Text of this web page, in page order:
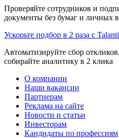
Проверяйте сотрудников и
документы без бумаг и личных
Ускорьте подбор в 2 раза с
Автоматизируйте сбор
собирайте аналитику в 2 клика
О компании
Наши вакансии
Партнерам
Реклама на сайте
Новости и статьи
Инвесторам
Кандидаты по профессиям